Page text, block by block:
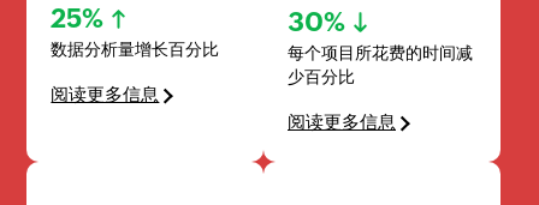
25%
数据分析量增长百分比
阅读更多信息
30%
每个项目所花费的时间减
少百分比
阅读更多信息